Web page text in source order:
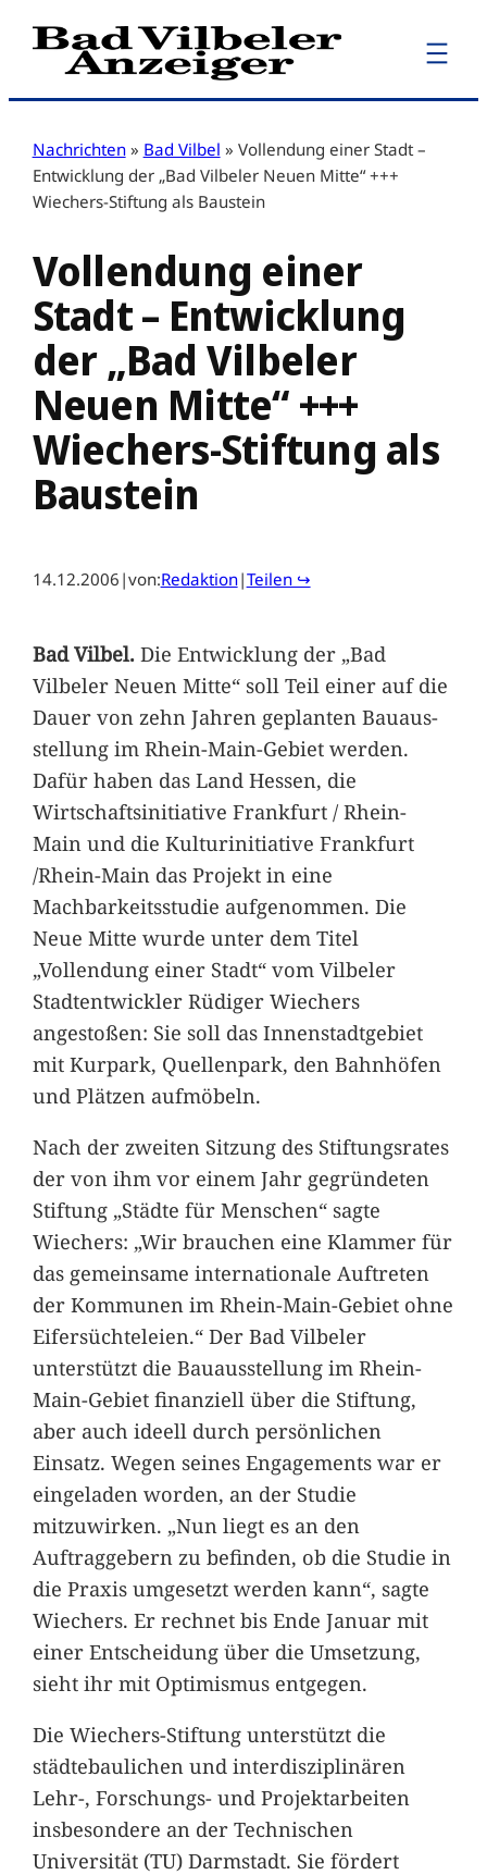
Zum
Inhalt
Nachrichten » Bad Vilbel » Vollendung einer Stadt –
Entwicklung der „Bad Vilbeler Neuen Mitte“ +++
Wiechers-Stiftung als Baustein
Vollendung einer
Stadt – Entwicklung
der „Bad Vilbeler
Neuen Mitte“ +++
Wiechers-Stiftung als
Baustein
14.12.2006 |von:Redaktion|Teilen ↪
Bad Vilbel.Die Entwicklung der „Bad
Vilbeler Neuen Mitte“ soll Teil einer auf die
Dauer von zehn Jahren geplanten Bauaus-
stellung im Rhein-Main-Gebiet werden.
Dafür haben das Land Hessen, die
Wirtschaftsinitiative Frankfurt / Rhein-
Main und die Kulturinitiative Frankfurt
/Rhein-Main das Projekt in eine
Machbarkeitsstudie aufgenommen. Die
Neue Mitte wurde unter dem Titel
„Vollendung einer Stadt“ vom Vilbeler
Stadtentwickler Rüdiger Wiechers
angestoßen: Sie soll das Innenstadtgebiet
mit Kurpark, Quellenpark, den Bahnhöfen
und Plätzen aufmöbeln.
Nach der zweiten Sitzung des Stiftungsrates
der von ihm vor einem Jahr gegründeten
Stiftung „Städte für Menschen“ sagte
Wiechers: „Wir brauchen eine Klammer für
das gemeinsame internationale Auftreten
der Kommunen im Rhein-Main-Gebiet ohne
Eifersüchteleien.“ Der Bad Vilbeler
unterstützt die Bauausstellung im Rhein-
Main-Gebiet finanziell über die Stiftung,
aber auch ideell durch persönlichen
Einsatz. Wegen seines Engagements war er
eingeladen worden, an der Studie
mitzuwirken. „Nun liegt es an den
Auftraggebern zu befinden, ob die Studie in
die Praxis umgesetzt werden kann“, sagte
Wiechers. Er rechnet bis Ende Januar mit
einer Entscheidung über die Umsetzung,
sieht ihr mit Optimismus entgegen.
Die Wiechers-Stiftung unterstützt die
städtebaulichen und interdisziplinären
Lehr-, Forschungs- und Projektarbeiten
insbesondere an der Technischen
Universität (TU) Darmstadt. Sie fördert